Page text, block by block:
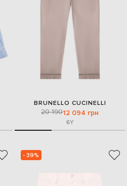
BRUNELLO CUCINELLI
20 19012 094 грн
6Y
- 39%